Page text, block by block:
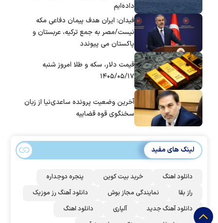
داده‌ایم
فیدان: ایران هدف پیمان دفاعی مکه
نیست/مصر به جمع ترکیه، عربستان و
پاکستان می پیوندد
قیمت دلار، سکه و طلا امروز شنبه
۱۴۰۵/۰۵/۱۷
آخرین وضعیت پرونده ساعدی‌نیا از زبان
سخنگوی قوه قضاییه
لینک های مفید
دانلود اهنگ خرید بیت کوین
پنجره دوجداره
راز بقا
نمایندگی مجاز بوش
دانلود آهنگ رز‌ موزیک
دانلود آهنگ جدید
آلپاری
دانلود اهنگ